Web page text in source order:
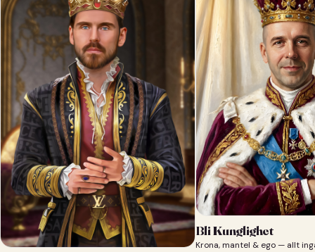
Bli Kunglighet
Krona, mantel & ego — allt